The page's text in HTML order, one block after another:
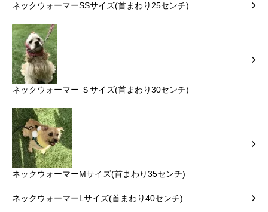
ネックウォーマーSSサイズ(首まわり25センチ)
ネックウォーマー Ｓサイズ(首まわり30センチ)
ネックウォーマーMサイズ(首まわり35センチ)
ネックウォーマーLサイズ(首まわり40センチ)